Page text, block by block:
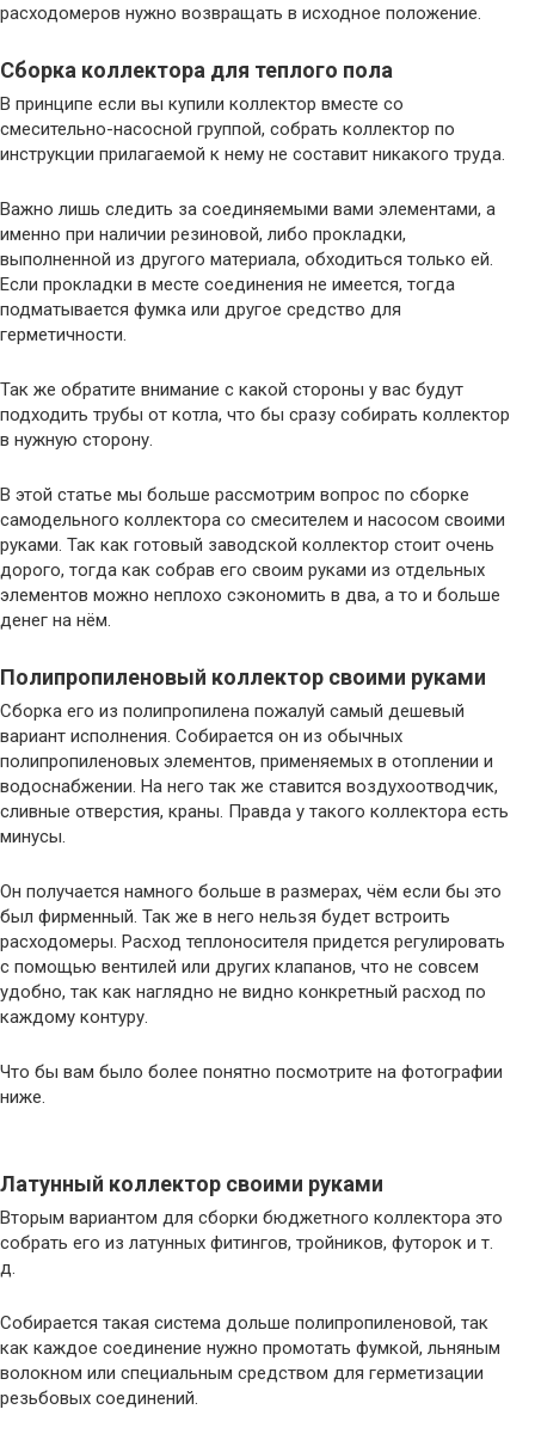
расходомеров нужно возвращать в исходное положение.
Сборка коллектора для теплого пола
В принципе если вы купили коллектор вместе со
смесительно-насосной группой, собрать коллектор по
инструкции прилагаемой к нему не составит никакого труда.
Важно лишь следить за соединяемыми вами элементами, а
именно при наличии резиновой, либо прокладки,
выполненной из другого материала, обходиться только ей.
Если прокладки в месте соединения не имеется, тогда
подматывается фумка или другое средство для
герметичности.
Так же обратите внимание с какой стороны у вас будут
подходить трубы от котла, что бы сразу собирать коллектор
в нужную сторону.
В этой статье мы больше рассмотрим вопрос по сборке
самодельного коллектора со смесителем и насосом своими
руками. Так как готовый заводской коллектор стоит очень
дорого, тогда как собрав его своим руками из отдельных
элементов можно неплохо сэкономить в два, а то и больше
денег на нём.
Полипропиленовый коллектор своими руками
Сборка его из полипропилена пожалуй самый дешевый
вариант исполнения. Собирается он из обычных
полипропиленовых элементов, применяемых в отоплении и
водоснабжении. На него так же ставится воздухоотводчик,
сливные отверстия, краны. Правда у такого коллектора есть
минусы.
Он получается намного больше в размерах, чём если бы это
был фирменный. Так же в него нельзя будет встроить
расходомеры. Расход теплоносителя придется регулировать
с помощью вентилей или других клапанов, что не совсем
удобно, так как наглядно не видно конкретный расход по
каждому контуру.
Что бы вам было более понятно посмотрите на фотографии
ниже.
Латунный коллектор своими руками
Вторым вариантом для сборки бюджетного коллектора это
собрать его из латунных фитингов, тройников, футорок и т.
д.
Собирается такая система дольше полипропиленовой, так
как каждое соединение нужно промотать фумкой, льняным
волокном или специальным средством для герметизации
резьбовых соединений.